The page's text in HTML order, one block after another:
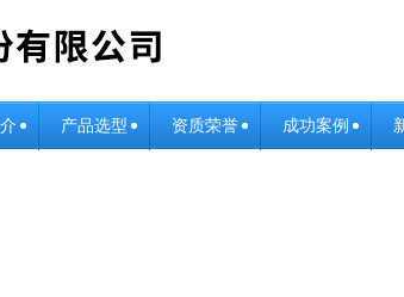
产品选型 资质荣誉 成功案例